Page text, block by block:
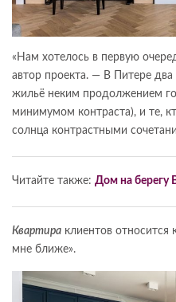
«Нам хотелось в первую
автор проекта. — В Питере
жильё неким продолжением
минимумом контраста), и те,
солнца контрастными
Читайте также: Дом на берегу
Квартира клиентов относится
мне ближе».